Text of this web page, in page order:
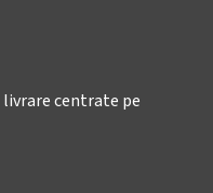
centrate pe